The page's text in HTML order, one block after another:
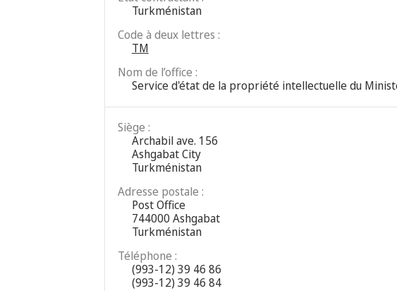
Turkménistan
Code à deux lettres :
TM
Nom de l’office :
Service d'état de la propriété intellectuelle du
Siège :
Archabil ave. 156
Ashgabat City
Turkménistan
Adresse postale :
Post Office
744000 Ashgabat
Turkménistan
Téléphone :
(993-12) 39 46 86
(993-12) 39 46 84